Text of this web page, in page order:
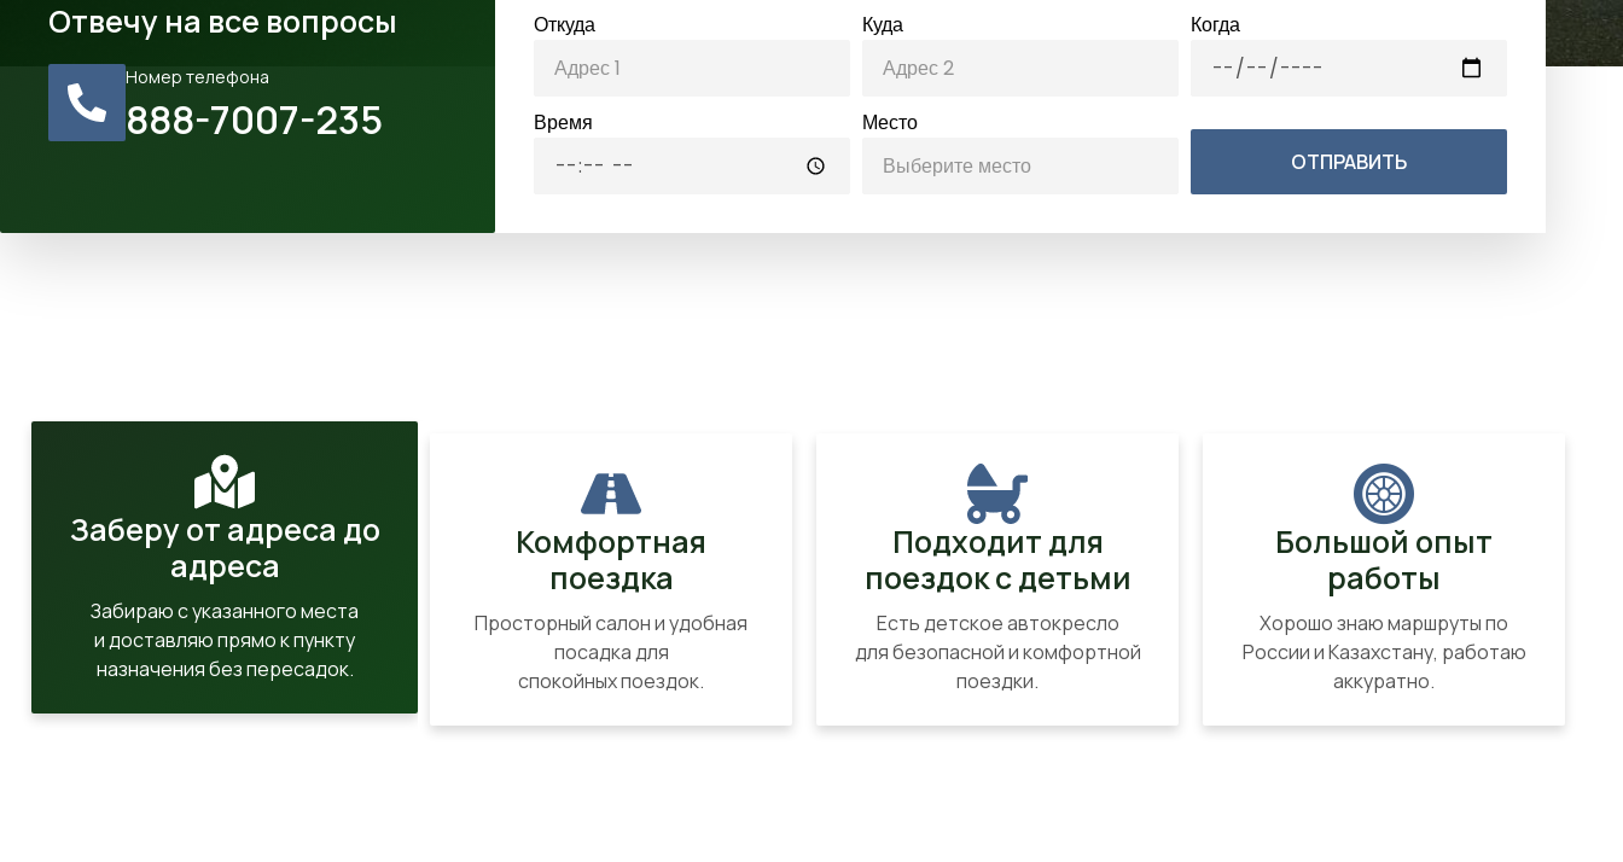
Отвечу на все вопросы
Номер телефона
888-7007-235
Откуда Куда Когда
Время Место
ОТПРАВИТЬ
Заберу от адреса до
адреса
Забираю с указанного места
и доставляю прямо к пункту
назначения без пересадок.
Комфортная
поездка
Просторный салон и удобная
посадка для
спокойных поездок.
Подходит для
поездок с детьми
Есть детское автокресло
для безопасной и комфортной
поездки.
Большой опыт
работы
Хорошо знаю маршруты по
России и Казахстану, работаю
аккуратно.